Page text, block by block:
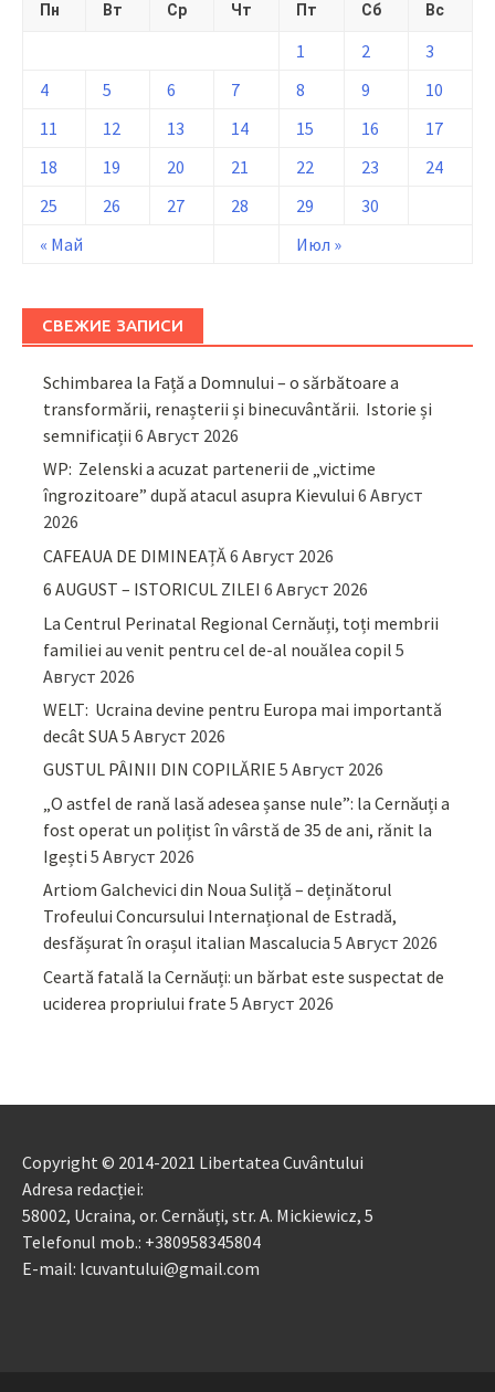
Пн Вт Ср Чт Пт Сб Вс
« Май Июл »
1 2
3
4
5 6 7 8 9
10
11
12 13 14 15 16
17
18
19 20 21 22 23
24
25
26 27 28 29 30
СВЕЖИЕ ЗАПИСИ
Schimbarea la Față a Domnului – o sărbătoare a
transformării, renașterii și binecuvântării. Istorie și
semnificații 6 Август 2026
WP: Zelenski a acuzat partenerii de „victime
îngrozitoare” după atacul asupra Kievului 6 Август
2026
CAFEAUA DE DIMINEAȚĂ6 Август 2026
6 AUGUST – ISTORICUL ZILEI 6 Август 2026
La Centrul Perinatal Regional Cernăuți, toți membrii
familiei au venit pentru cel de-al nouălea copil 5
Август 2026
WELT: Ucraina devine pentru Europa mai importantă
decât SUA5 Август 2026
GUSTUL PÂINII DIN COPILĂRIE 5 Август 2026
„O astfel de rană lasă adesea șanse nule”: la Cernăuți a
fost operat un polițist în vârstă de 35 de ani, rănit la
Igești 5 Август 2026
Artiom Galchevici din Noua Suliță – deținătorul
Trofeului Concursului Internațional de Estradă,
desfășurat în orașul italian Mascalucia 5 Август 2026
Ceartă fatală la Cernăuți: un bărbat este suspectat de
uciderea propriului frate 5 Август 2026
Copyright © 2014-2021 Libertatea Cuvântului
Adresa redacției:
58002, Ucraina, or. Cernăuți, str. A. Mickiewicz, 5
Telefonul mob.: +380958345804
E-mail: lcuvantului@gmail.com